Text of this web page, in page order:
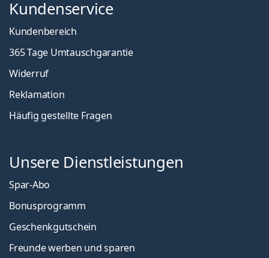
Kundenservice
Kundenbereich
365 Tage Umtauschgarantie
Widerruf
Reklamation
Häufig gestellte Fragen
Unsere Dienstleistungen
Spar-Abo
Bonusprogramm
Geschenkgutschein
Freunde werben und sparen